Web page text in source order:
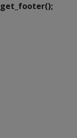
get_footer();